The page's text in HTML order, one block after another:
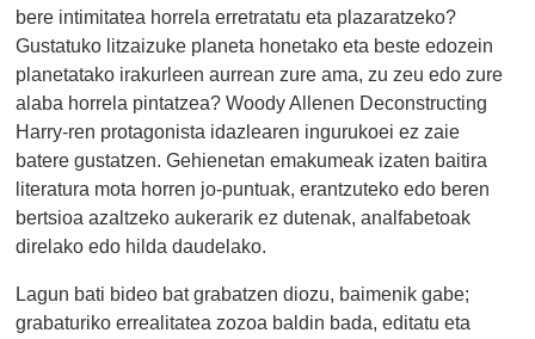
bere intimitatea horrela erretratatu eta plazaratzeko?
Gustatuko litzaizuke planeta honetako eta beste edozein
planetatako irakurleen aurrean zure ama, zu zeu edo zure
alaba horrela pintatzea? Woody Allenen Deconstructing
Harry-ren protagonista idazlearen ingurukoei ez zaie
batere gustatzen. Gehienetan emakumeak izaten baitira
literatura mota horren jo-puntuak, erantzuteko edo beren
bertsioa azaltzeko aukerarik ez dutenak, analfabetoak
direlako edo hilda daudelako.
Lagun bati bideo bat grabatzen diozu, baimenik gabe;
grabaturiko errealitatea zozoa baldin bada, editatu eta